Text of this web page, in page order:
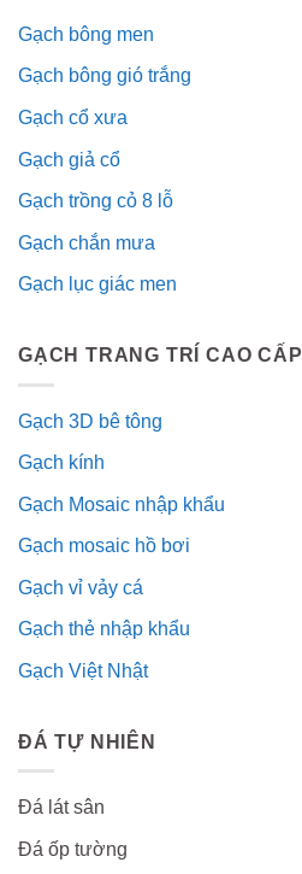
Gạch bông men
Gạch bông gió trắng
Gạch cổ xưa
Gạch giả cổ
Gạch trồng cỏ 8 lỗ
Gạch chắn mưa
Gạch lục giác men
GẠCH TRANG TRÍ CAO CẤP
Gạch 3D bê tông
Gạch kính
Gạch Mosaic nhập khẩu
Gạch mosaic hồ bơi
Gạch vỉ vảy cá
Gạch thẻ nhập khẩu
Gạch Việt Nhật
ĐÁ TỰ NHIÊN
Đá lát sân
Đá ốp tường